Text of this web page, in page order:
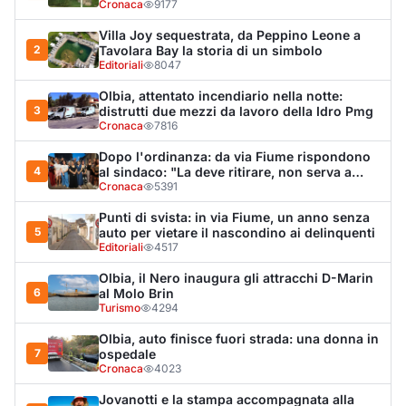
Eventi 3432
LA NOTIZIA PIÙ LETTA DEL MESE
Tragedia sulla strada, muore olbiese di 23 anni, era
volontario dell'Oftal
Cronaca30.742visualizzazioni
Ultimi Necrologi